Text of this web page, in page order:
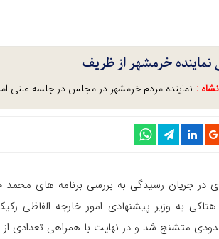
نماینده خرمشهر از ظریف
: نماینده مردم خرمشهر در مجلس در جلسه علنی
در جریان رسیدگی به بررسی برنامه های
هتاکی به وزیر پیشنهادی امور خارجه
متشنج شد و در نهایت با همراهی تعدادی